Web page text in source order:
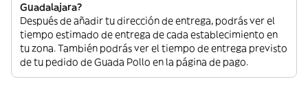
Guadalajara?
Después de añadir tu dirección de entrega, podrás ver el
tiempo estimado de entrega de cada establecimiento en
tu zona. También podrás ver el tiempo de entrega previsto
de tu pedido de Guada Pollo en la página de pago.